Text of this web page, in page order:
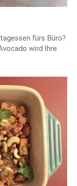
fürs Büro?
wird Ihre